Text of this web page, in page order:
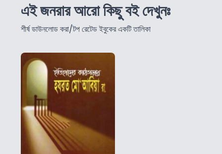
এই জনরার আরো কিছু বই দেখুনঃ
শীর্ষ ডাউনলোড করা/টপ রেটেড ইবুকের একটি তালিকা